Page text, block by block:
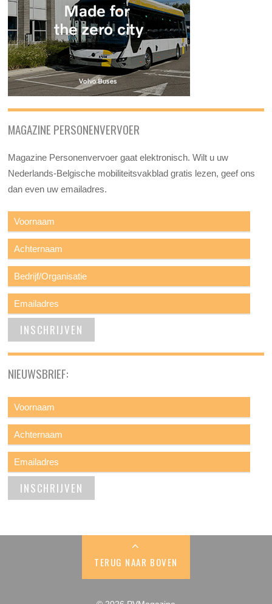
MAGAZINE PERSONENVERVOER
Magazine Personenvervoer gaat elektronisch. Wilt u uw
Nederlands-Belgische mobiliteitsvakblad gratis lezen, geef ons
dan even uw emailadres.
NIEUWSBRIEF:
TERUG NAAR BOVEN